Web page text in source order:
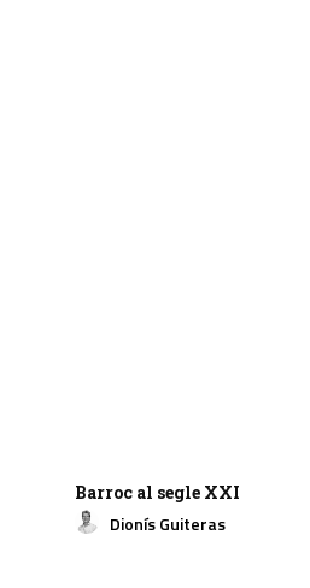
Barroc al segle XXI
Dionís Guiteras